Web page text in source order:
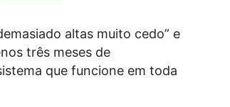
altas muito cedo” e
três meses de
que funcione em toda